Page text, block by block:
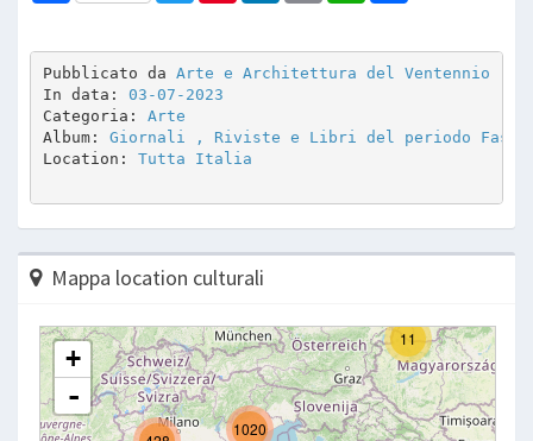
Pubblicato da Arte e Architettura del Ventennio
In data: 03-07-2023
Categoria: Arte
Album: Giornali , Riviste e Libri del periodo
Location: Tutta Italia
Mappa location culturali